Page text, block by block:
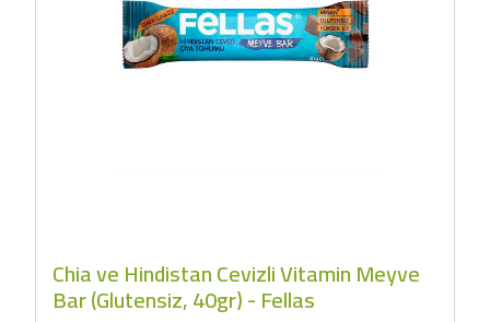
Chia ve Hindistan Cevizli Vitamin Meyve
Bar (Glutensiz, 40gr) - Fellas